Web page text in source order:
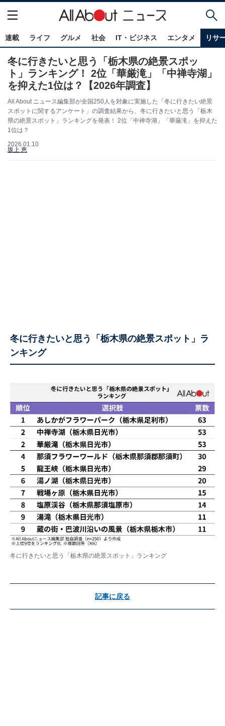
連載 ライフ グルメ 社会 IT・ビジネス エンタメ リサ
冬に行きたいと思う「栃木県の絶景スポッ
ト」ランキング！ 2位「華厳滝」「中禅寺湖」
を抑えた1位は？【2026年調査】
All About ニュース編集部が全国250人を対象に実施した「冬に行きたい絶景
スポットに関するアンケート」の調査結果から、冬に行きたいと思う「栃木
県の絶景スポット」ランキングを発表！ 2位「中禅寺湖」「華厳滝」を抑えた
1位は？
2026.01.10
坂上 恵
冬に行きたいと思う「栃木県の絶景スポット」ラ
ンキング
冬に行きたいと思う「栃木県の絶景スポット」ランキング
記事に戻る